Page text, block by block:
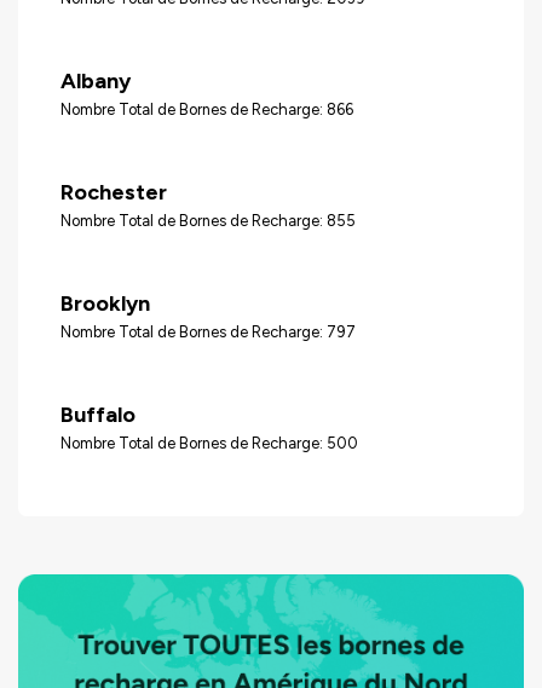
Albany
Nombre Total de Bornes de Recharge: 866
Rochester
Nombre Total de Bornes de Recharge: 855
Brooklyn
Nombre Total de Bornes de Recharge: 797
Buffalo
Nombre Total de Bornes de Recharge: 500